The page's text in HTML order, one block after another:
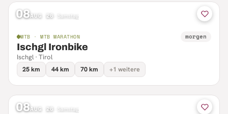
08AUG 26 Samstag
MTB · MTB MARATHON morgen
Ischgl Ironbike
Ischgl · Tirol
25 km
44 km 70 km +1 weitere
08AUG 26 Samstag